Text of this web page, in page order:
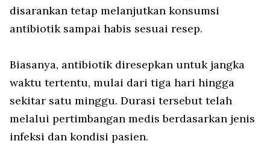
disarankan tetap melanjutkan konsumsi
antibiotik sampai habis sesuai resep.
Biasanya, antibiotik diresepkan untuk jangka
waktu tertentu, mulai dari tiga hari hingga
sekitar satu minggu. Durasi tersebut telah
melalui pertimbangan medis berdasarkan jenis
infeksi dan kondisi pasien.